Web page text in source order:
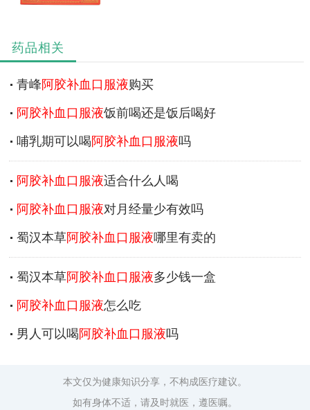
药品相关
青峰 阿胶补血口服液购买
阿胶补血口服液饭前喝还是饭后喝好
哺乳期可以喝 阿胶补血口服液吗
阿胶补血口服液适合什么人喝
阿胶补血口服液对月经量少有效吗
蜀汉本草阿胶补血口服液哪里有卖的
蜀汉本草阿胶补血口服液多少钱一盒
阿胶补血口服液怎么吃
男人可以喝 阿胶补血口服液吗
本文仅为健康知识分享，不构成医疗建议。
如有身体不适，请及时就医，遵医嘱。